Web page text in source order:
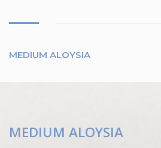
MEDIUM ALOYSIA
MEDIUM ALOYSIA